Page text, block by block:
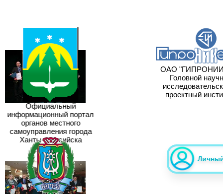
Официальный
информационный портал
органов местного
самоуправления города
Ханты-Мансийска
ОАО
Головной
проектный